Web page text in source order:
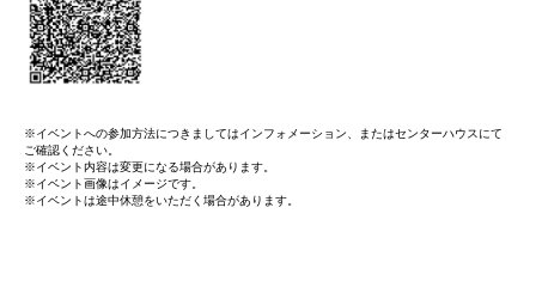
※イベントへの参加方法につきましてはインフォメーション、またはセンターハウスにて
ご確認ください。
※イベント内容は変更になる場合があります。
※イベント画像はイメージです。
※イベントは途中休憩をいただく場合があります。